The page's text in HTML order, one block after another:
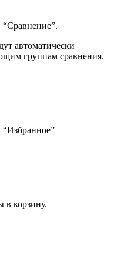
автоматически
группам сравнения.
в корзину.